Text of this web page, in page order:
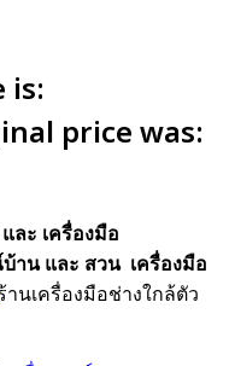
is:
price was:
ละ เครื่องมือ
าน และ สวน เครื่องมือ
านเครื่องมือช่างใกล้ตัว